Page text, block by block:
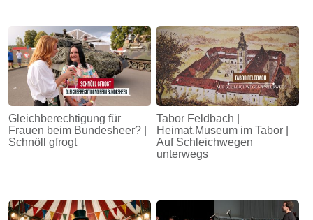
Gleichberechtigung für
Frauen beim Bundesheer? |
Schnöll gfrogt
Tabor Feldbach |
Heimat.Museum im Tabor |
Auf Schleichwegen
unterwegs